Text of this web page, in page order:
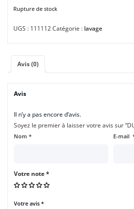
Rupture de stock
UGS : 111112Catégorie : lavage
Avis (0)
Avis
Il n’y a pas encore d’avis.
Soyez le premier à laisser votre avis sur
Nom * E-mail
Votre note*
Votre avis *